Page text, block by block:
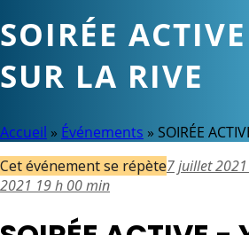
SOIRÉE
SUR LA RIVE
Accueil » Événements » SOIRÉE
Cet événement se répète7 juillet
2021 19 h 00 min